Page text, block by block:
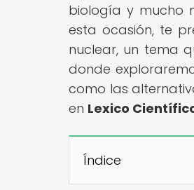
biología y mucho
esta ocasión, te
nuclear, un tema
donde
como las
en Lexico
Índice